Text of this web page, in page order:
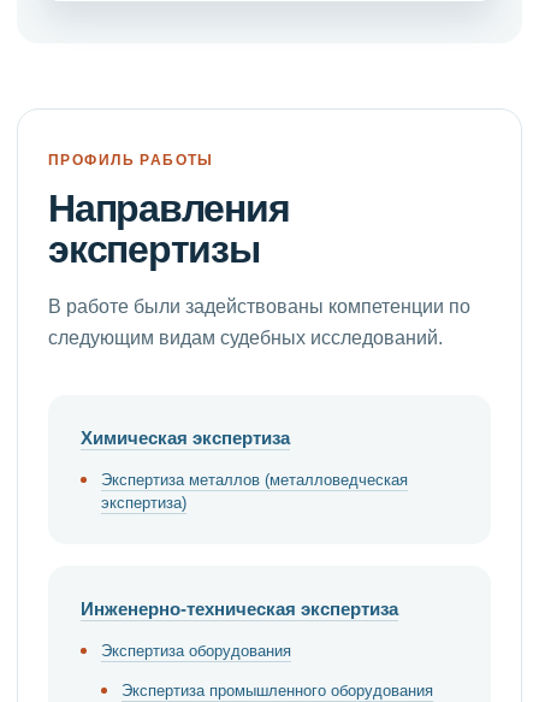
ПРОФИЛЬ РАБОТЫ
Направления
экспертизы
В работе были задействованы компетенции по
следующим видам судебных исследований.
Химическая экспертиза
Экспертиза металлов (металловедческая
экспертиза)
Инженерно-техническая экспертиза
Экспертиза оборудования
Экспертиза промышленного оборудования